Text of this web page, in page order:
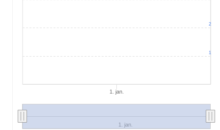
1. jan.
1. jan.
1
2